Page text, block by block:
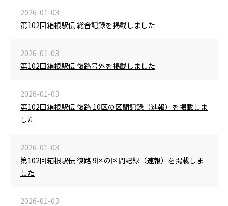
2026-01-03
第102回箱根駅伝 総合記録を掲載しました
2026-01-03
第102回箱根駅伝 復路号外を掲載しました
2026-01-03
第102回箱根駅伝 復路 10区の区間記録（速報）を掲載しま
した
2026-01-03
第102回箱根駅伝 復路 9区の区間記録（速報）を掲載しま
した
2026-01-03